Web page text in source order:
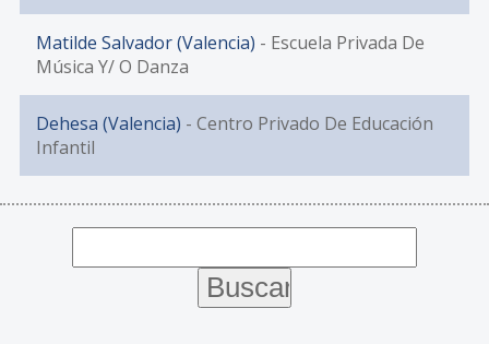
Matilde Salvador (Valencia) - Escuela Privada De
Música Y/ O Danza
Dehesa (Valencia) - Centro Privado De Educación
Infantil